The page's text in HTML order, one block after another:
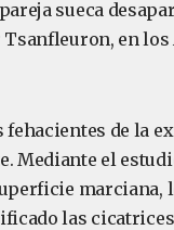
sueca
en los
fehacientes de la
Mediante el
marciana,
las cicatrices